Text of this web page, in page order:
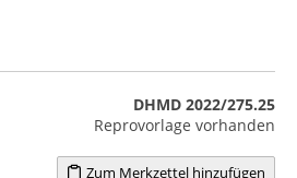
DHMD 2022/275.25
Reprovorlage vorhanden
Zum Merkzettel hinzufügen